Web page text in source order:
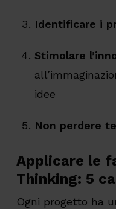
Identificare i
Stimolare
idee
Non perdere
Applicare le
Thinking: 5
Ogni progetto ha